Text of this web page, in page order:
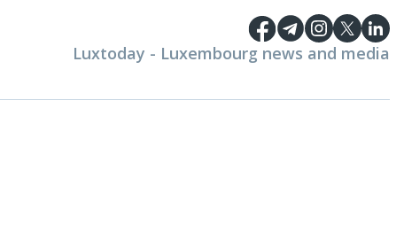
Luxtoday - Luxembourg news and media